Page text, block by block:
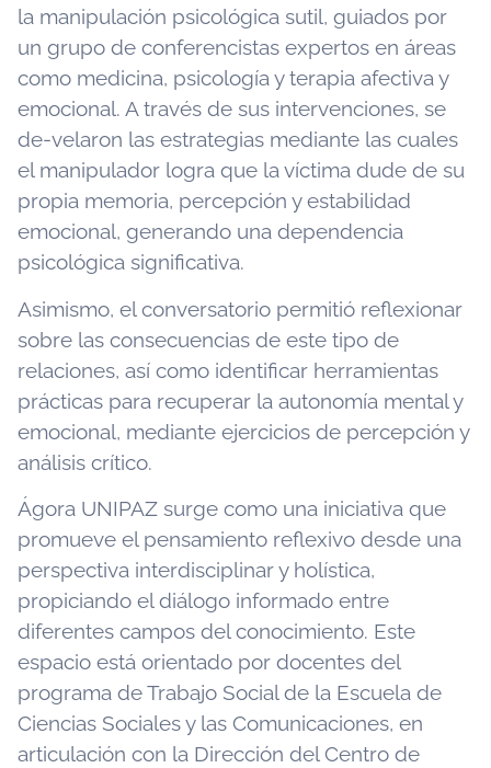
la manipulación psicológica sutil, guiados por
un grupo de conferencistas expertos en áreas
como medicina, psicología y terapia afectiva y
emocional. A través de sus intervenciones, se
de-velaron las estrategias mediante las cuales
el manipulador logra que la víctima dude de su
propia memoria, percepción y estabilidad
emocional, generando una dependencia
psicológica significativa.
Asimismo, el conversatorio permitió reflexionar
sobre las consecuencias de este tipo de
relaciones, así como identificar herramientas
prácticas para recuperar la autonomía mental y
emocional, mediante ejercicios de percepción y
análisis crítico.
Ágora UNIPAZ surge como una iniciativa que
promueve el pensamiento reflexivo desde una
perspectiva interdisciplinar y holística,
propiciando el diálogo informado entre
diferentes campos del conocimiento. Este
espacio está orientado por docentes del
programa de Trabajo Social de la Escuela de
Ciencias Sociales y las Comunicaciones, en
articulación con la Dirección del Centro de